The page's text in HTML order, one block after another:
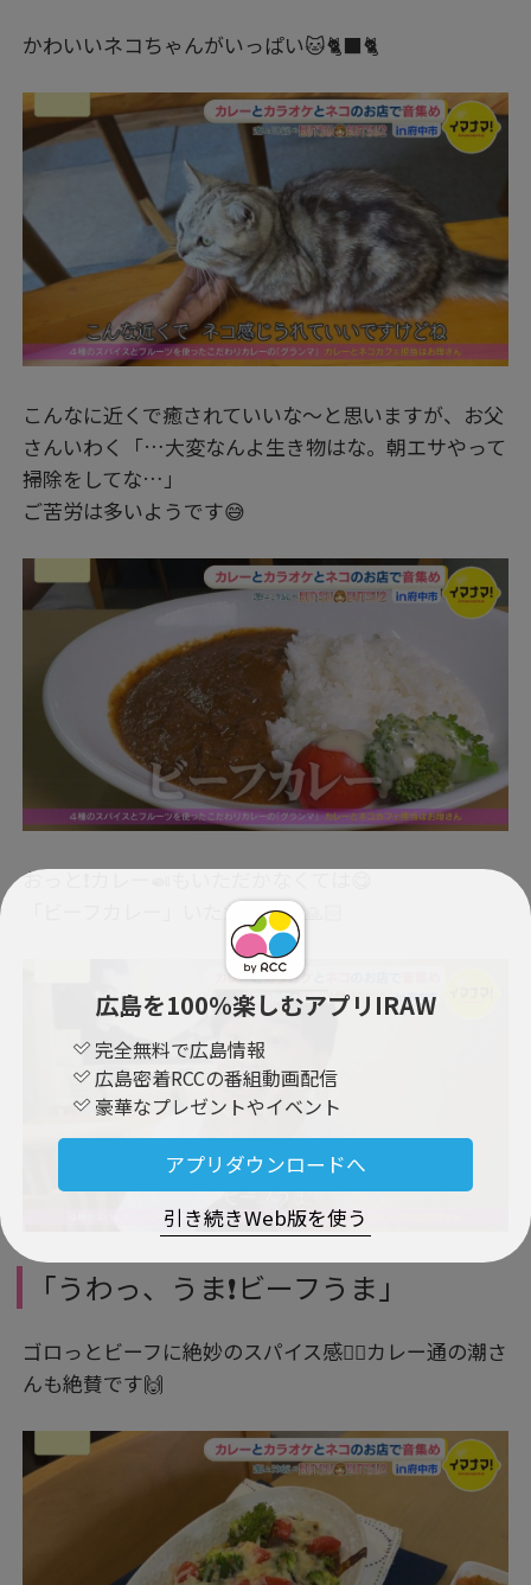
広島を100％楽しむアプリIRAW
完全無料で広島情報
広島密着RCCの番組動画配信
豪華なプレゼントやイベント
アプリダウンロードへ
引き続きWeb版を使う
かわいいネコちゃんがいっぱい🐱🐈‍⬛🐈
こんなに近くで癒されていいな～と思いますが、お父
さんいわく「…大変なんよ生き物はな。朝エサやって
掃除をしてな…」
ご苦労は多いようです😅
おっと❗カレー🍛もいただかなくては😋
「ビーフカレー」いただきます🙏🏻
「うわっ、うま❗ビーフうま」
ゴロっとビーフに絶妙のスパイス感👍🏻カレー通の潮さ
んも絶賛です🙌